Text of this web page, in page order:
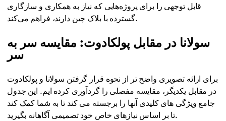
قابل توجهی را برای پروژه‌هایی که نیاز به همکاری و سازگاری
گسترده با بلاک چین دارند، فراهم می‌کند.
سولانا در مقابل پولکادوت: مقایسه سر به
سر
برای ارائه تصویری واضح تر از نحوه قرار گرفتن سولانا و پولکادوت
در مقابل یکدیگر، مقایسه مفصلی را گردآوری کرده ایم. این جدول
جامع ویژگی های کلیدی آنها را برجسته می کند تا به شما کمک کند
تا بر اساس نیازهای خاص خود تصمیمی آگاهانه بگیرید.